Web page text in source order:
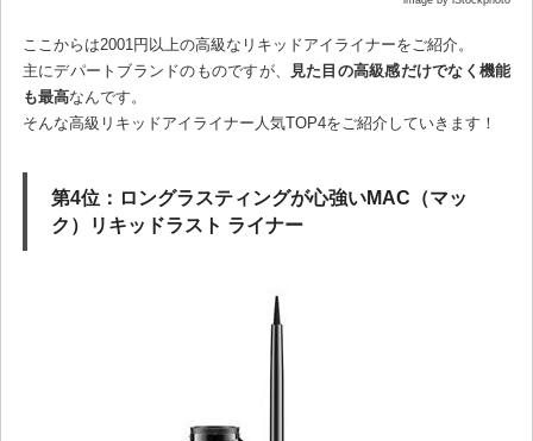
ここからは2001円以上の高級なリキッドアイライナーをご紹介。
主にデパートブランドのものですが、
見た目の高級感だけでなく機能
も最高なんです。
そんな高級リキッドアイライナー人気TOP4をご紹介していきます！
第4位：ロングラスティングが心強いMAC（マッ
ク）リキッドラスト ライナー